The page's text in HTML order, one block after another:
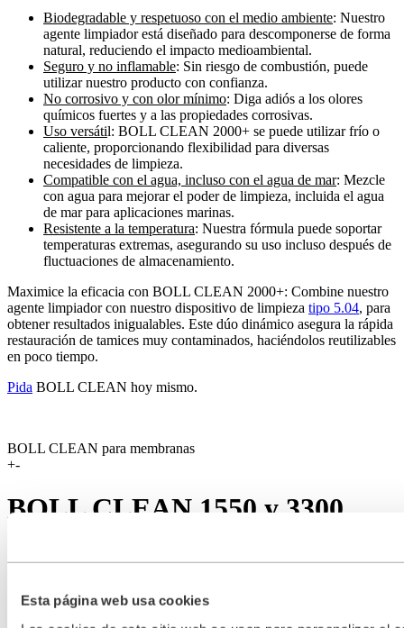
Esta página web usa cookies
Biodegradable y respetuoso con el medio ambiente: Nuestro
agente limpiador está diseñado para descomponerse de forma
natural, reduciendo el impacto medioambiental.
Seguro y no inflamable: Sin riesgo de combustión, puede
utilizar nuestro producto con confianza.
No corrosivo y con olor mínimo: Diga adiós a los olores
químicos fuertes y a las propiedades corrosivas.
Uso versátil: BOLL CLEAN 2000+ se puede utilizar frío o
caliente, proporcionando flexibilidad para diversas
necesidades de limpieza.
Compatible con el agua, incluso con el agua de mar: Mezcle
con agua para mejorar el poder de limpieza, incluida el agua
de mar para aplicaciones marinas.
Resistente a la temperatura: Nuestra fórmula puede soportar
temperaturas extremas, asegurando su uso incluso después de
fluctuaciones de almacenamiento.
Maximice la eficacia con BOLL CLEAN 2000+: Combine nuestro
agente limpiador con nuestro dispositivo de limpieza tipo 5.04, para
obtener resultados inigualables. Este dúo dinámico asegura la rápida
restauración de tamices muy contaminados, haciéndolos reutilizables
en poco tiempo.
Pida BOLL CLEAN hoy mismo.
BOLL CLEAN para membranas
+-
BOLL CLEAN 1550 y 3300
son adecuados para la limpieza de las membranas instaladas en